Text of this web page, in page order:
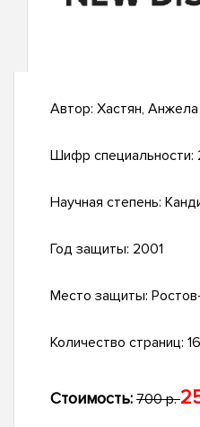
Автор: Хастян,
Шифр специальности:
Научная степень:
Год защиты: 2001
Место защиты:
Количество страниц:
Стоимость: 700 р.